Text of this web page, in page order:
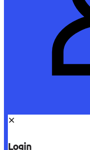
✕
Login